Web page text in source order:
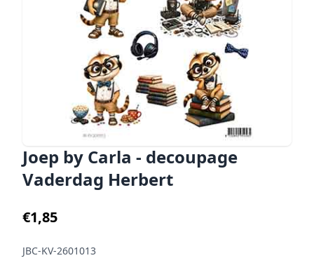
Joep by Carla - decoupage
Vaderdag Herbert
€1,85
JBC-KV-2601013